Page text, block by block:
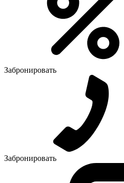
Забронировать
Забронировать